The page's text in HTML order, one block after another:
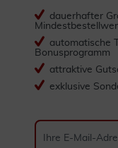
dauerhafter
automatische
Bonusprogramm
attraktive
exklusive